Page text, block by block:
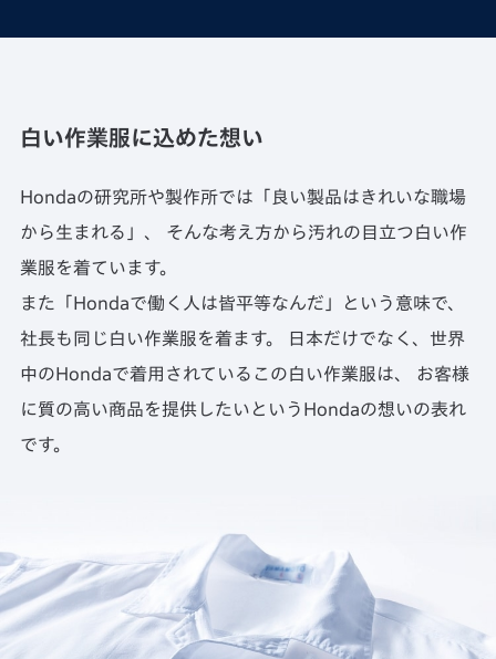
白い作業服に込めた想い
Hondaの研究所や製作所では「良い製品はきれいな職場
から生まれる」、
そんな考え方から汚れの目立つ白い作
業服を着ています。
また「Hondaで働く人は皆平等なんだ」という意味で、
社長も同じ白い作業服を着ます。
日本だけでなく、世界
中のHondaで着用されているこの白い作業服は、
お客様
に質の高い商品を提供したいというHondaの想いの表れ
です。